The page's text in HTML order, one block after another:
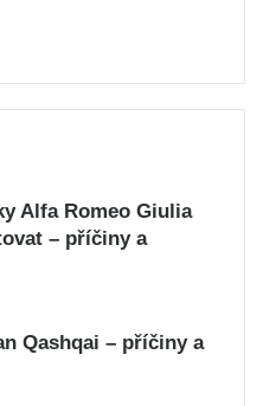
Alfa Romeo Giulia
– příčiny a
Qashqai – příčiny a